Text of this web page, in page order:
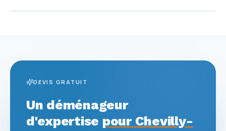
DEVIS GRATUIT
Un déménageur
d'expertise pour Chevilly-